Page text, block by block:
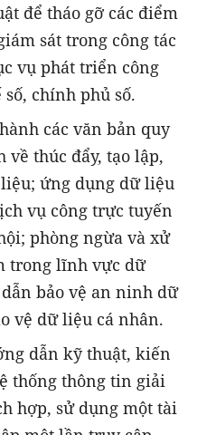
để tháo gỡ các điểm
sát trong công tác
vụ phát triển công
chính phủ số.
các văn bản quy
thúc đẩy, tạo lập,
ứng dụng dữ liệu
vụ công trực tuyến
phòng ngừa và xử
trong lĩnh vực dữ
bảo vệ an ninh dữ
vệ dữ liệu cá nhân.
dẫn kỹ thuật, kiến
thống thông tin giải
hợp, sử dụng một tài